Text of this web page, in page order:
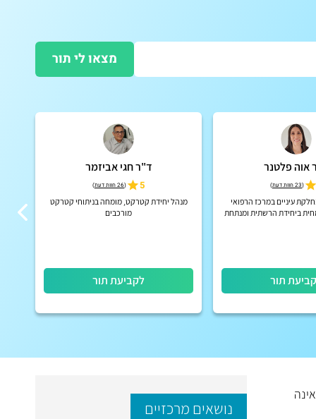
מצאו לי תור
אוה פלטנר
(23 חוות דעת )
עיניים במרכז הרפואי
ביחידת הרשתית ומנתחת
תור
ד"ר חגי אביזמר
5
(26 חוות דעת )
מנהל יחידת קטרקט, מומחה בניתוחי קטרקט
מורכבים
לקביעת תור
בגילאי 10-25, הסיבה לה אינה
נושאים מרכזיים